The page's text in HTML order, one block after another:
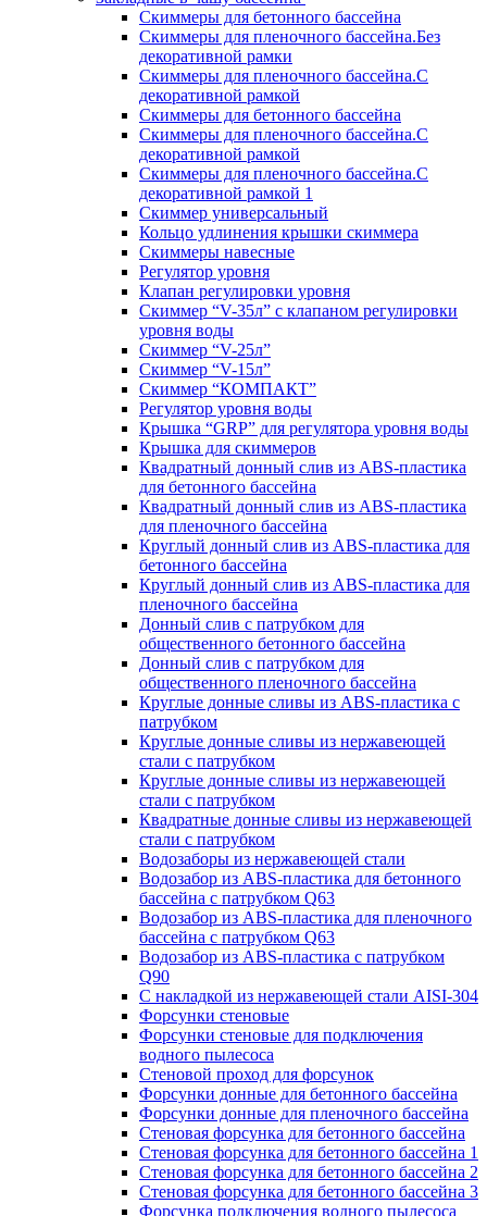
Скиммеры для бетонного бассейна
Скиммеры для пленочного бассейна.Без
декоративной рамки
Скиммеры для пленочного бассейна.С
декоративной рамкой
Скиммеры для бетонного бассейна
Скиммеры для пленочного бассейна.С
декоративной рамкой
Скиммеры для пленочного бассейна.С
декоративной рамкой 1
Скиммер универсальный
Кольцо удлинения крышки скиммера
Скиммеры навесные
Регулятор уровня
Клапан регулировки уровня
Скиммер “V-35л” с клапаном регулировки
уровня воды
Скиммер “V-25л”
Скиммер “V-15л”
Скиммер “КОМПАКТ”
Регулятор уровня воды
Крышка “GRP” для регулятора уровня воды
Крышка для скиммеров
Квадратный донный слив из ABS-пластика
для бетонного бассейна
Квадратный донный слив из ABS-пластика
для пленочного бассейна
Круглый донный слив из ABS-пластика для
бетонного бассейна
Круглый донный слив из ABS-пластика для
пленочного бассейна
Донный слив с патрубком для
общественного бетонного бассейна
Донный слив с патрубком для
общественного пленочного бассейна
Круглые донные сливы из ABS-пластика с
патрубком
Круглые донные сливы из нержавеющей
стали с патрубком
Круглые донные сливы из нержавеющей
стали с патрубком
Квадратные донные сливы из нержавеющей
стали с патрубком
Водозаборы из нержавеющей стали
Водозабор из ABS-пластика для бетонного
бассейна с патрубком Q63
Водозабор из ABS-пластика для пленочного
бассейна с патрубком Q63
Водозабор из ABS-пластика с патрубком
Q90
С накладкой из нержавеющей стали AISI-304
Форсунки стеновые
Форсунки стеновые для подключения
водного пылесоса
Стеновой проход для форсунок
Форсунки донные для бетонного бассейна
Форсунки донные для пленочного бассейна
Стеновая форсунка для бетонного бассейна
Стеновая форсунка для бетонного бассейна 1
Стеновая форсунка для бетонного бассейна 2
Стеновая форсунка для бетонного бассейна 3
Форсунка подключения водного пылесоса